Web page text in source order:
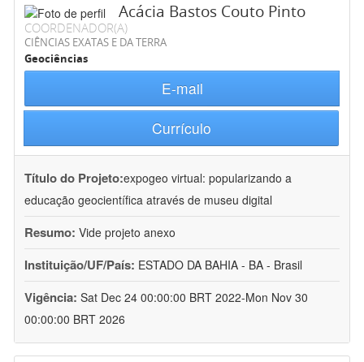
Acácia Bastos Couto Pinto
COORDENADOR(A)
CIÊNCIAS EXATAS E DA TERRA
Geociências
E-mail
Currículo
Título do Projeto:expogeo virtual: popularizando a
educação geocientífica através de museu digital
Resumo: Vide projeto anexo
Instituição/UF/País: ESTADO DA BAHIA - BA - Brasil
Vigência: Sat Dec 24 00:00:00 BRT 2022-Mon Nov 30
00:00:00 BRT 2026